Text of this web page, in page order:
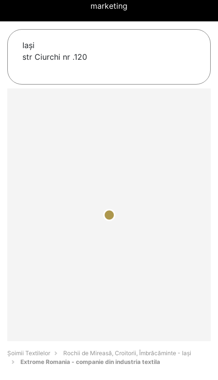
marketing
Iaşi
str Ciurchi nr .120
Șoimii Textilelor
Rochii de Mireasă, Croitorii, Îmbrăcăminte - Iaşi
Extrome Romania - companie din industria textila